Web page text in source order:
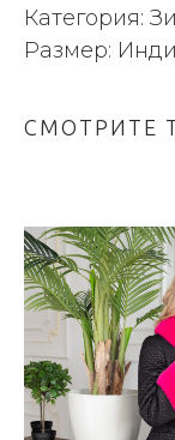
Категория:
Размер:
СМОТРИТЕ